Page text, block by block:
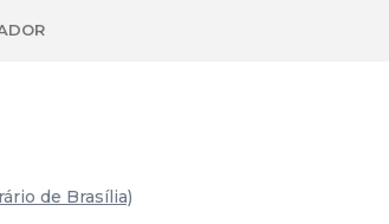
de Brasília)